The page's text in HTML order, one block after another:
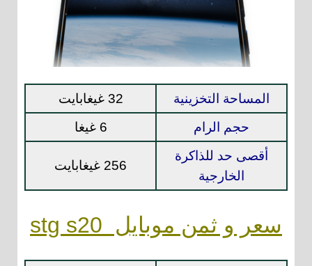
المساحة التخزينية
32 غيغابايت
حجم الرام
6 غيغا
أقصى حد للذاكرة
الخارجية
256 غيغابايت
سعر و ثمن موبايل stg s20